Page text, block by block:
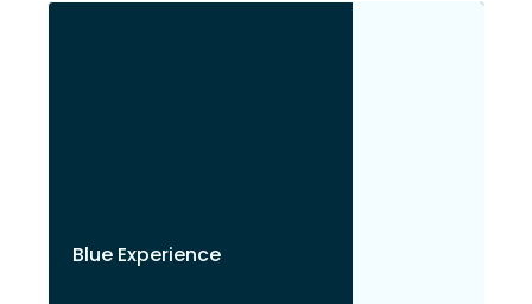
Blue Experience